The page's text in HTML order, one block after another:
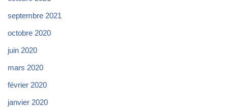
septembre 2021
octobre 2020
juin 2020
mars 2020
février 2020
janvier 2020